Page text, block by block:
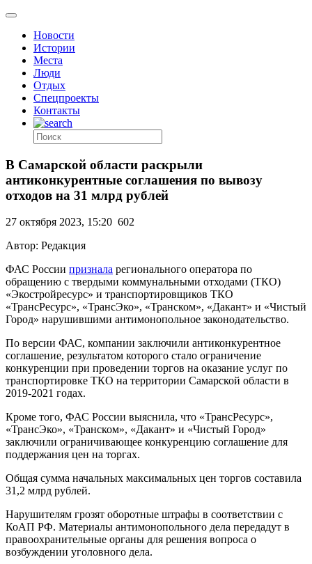
Новости
Истории
Места
Люди
Отдых
Спецпроекты
Контакты
В Самарской области раскрыли
антиконкурентные соглашения по вывозу
отходов на 31 млрд рублей
27 октября 2023, 15:20 602
Автор: Редакция
ФАС России признала регионального оператора по
обращению с твердыми коммунальными отходами (ТКО)
«Экостройресурс» и транспортировщиков ТКО
«ТрансРесурс», «ТрансЭко», «Транском», «Дакант» и «Чистый
Город» нарушившими антимонопольное законодательство.
По версии ФАС, компании заключили антиконкурентное
соглашение, результатом которого стало ограничение
конкуренции при проведении торгов на оказание услуг по
транспортировке ТКО на территории Самарской области в
2019-2021 годах.
Кроме того, ФАС России выяснила, что «ТрансРесурс»,
«ТрансЭко», «Транском», «Дакант» и «Чистый Город»
заключили ограничивающее конкуренцию соглашение для
поддержания цен на торгах.
Общая сумма начальных максимальных цен торгов составила
31,2 млрд рублей.
Нарушителям грозят оборотные штрафы в соответствии с
КоАП РФ. Материалы антимонопольного дела передадут в
правоохранительные органы для решения вопроса о
возбуждении уголовного дела.